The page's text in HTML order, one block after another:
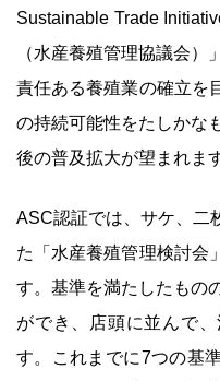
Sustainable Trade
（水産養殖管理協議会
責任ある養殖業の確立を
の持続可能性をたしかな
後の普及拡大が望まれます
ASC認証では、サケ、二
た「水産養殖管理検討会
す。基準を満たしたもの
ができ、店頭に並んで
す。これまでに7つの基